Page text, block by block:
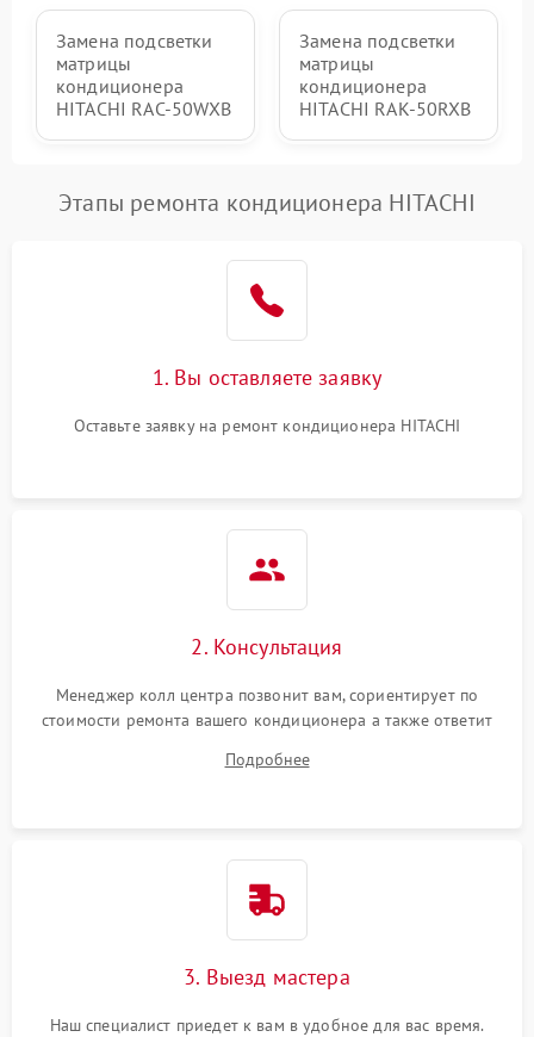
Замена подсветки
матрицы
кондиционера
HITACHI RAC-50WXB
Замена подсветки
матрицы
кондиционера
HITACHI RAK-50RXB
Этапы ремонта кондиционера HITACHI
1. Вы оставляете заявку
Оставьте заявку на ремонт кондиционера HITACHI
2. Консультация
Менеджер колл центра позвонит вам, сориентирует по
стоимости ремонта вашего кондиционера а также ответит
Подробнее
3. Выезд мастера
Наш специалист приедет к вам в удобное для вас время.